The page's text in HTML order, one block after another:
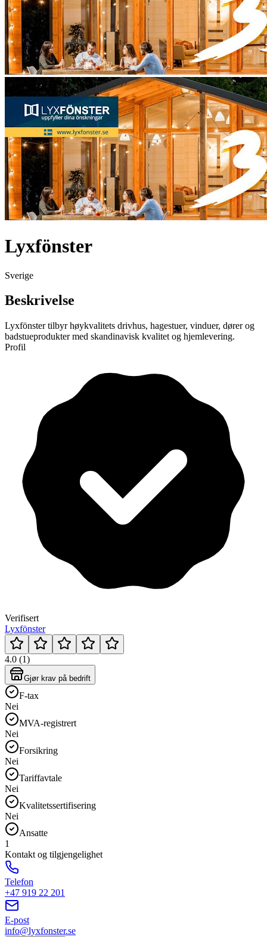
Lyxfönster
Sverige
Beskrivelse
Lyxfönster tilbyr høykvalitets drivhus, hagestuer, vinduer, dører og
badstueprodukter med skandinavisk kvalitet og hjemlevering.
Profil
Verifisert
Lyxfönster
4.0 (1)
Gjør krav på bedrift
F-tax
Nei
MVA-registrert
Nei
Forsikring
Nei
Tariffavtale
Nei
Kvalitetssertifisering
Nei
Ansatte
1
Kontakt og tilgjengelighet
Telefon
+47 919 22 201
E-post
info@lyxfonster.se